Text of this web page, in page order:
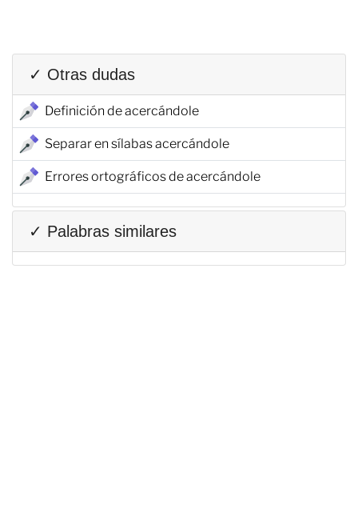
✓ Otras dudas
Definición de acercándole
Separar en sílabas acercándole
Errores ortográficos de acercándole
✓ Palabras similares